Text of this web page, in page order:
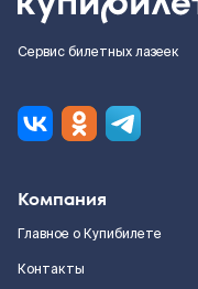
Сервис билетных лазеек
Компания
Главное о Купибилете
Контакты